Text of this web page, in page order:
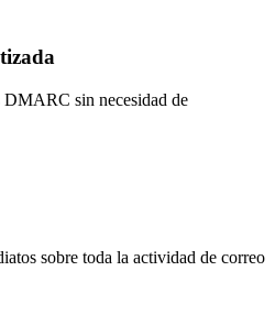
DMARC sin necesidad de
sobre toda la actividad de correo